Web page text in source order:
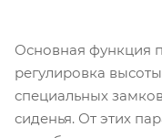
Основная функция
регулировка
специальных
сиденья. От этих